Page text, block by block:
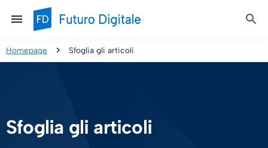
Homepage Sfoglia gli articoli
Sfoglia gli articoli